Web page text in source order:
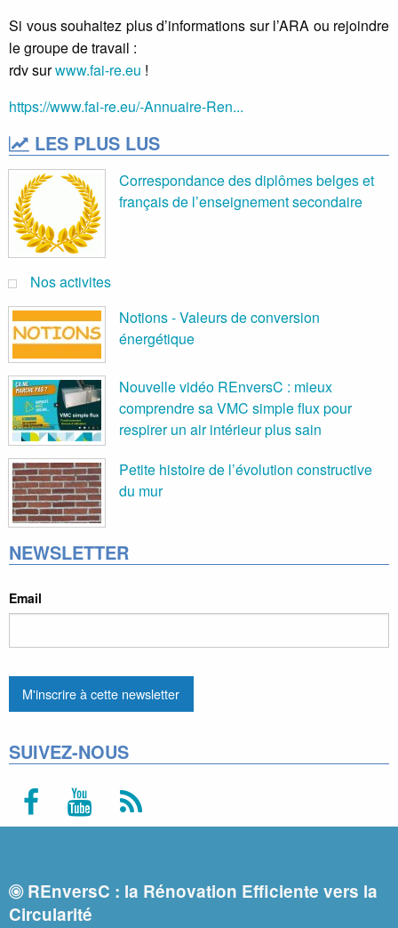
Si vous souhaitez plus d’informations sur l’ARA ou rejoindre
le groupe de travail :
rdv surwww.fai-re.eu !
https://www.fai-re.eu/-Annuaire-Ren...
LES PLUS LUS
Correspondance des diplômes belges et
français de l’enseignement secondaire
Nos activites
Notions - Valeurs de conversion
énergétique
Nouvelle vidéo REnversC : mieux
comprendre sa VMC simple flux pour
respirer un air intérieur plus sain
Petite histoire de l’évolution constructive
du mur
NEWSLETTER
Email
SUIVEZ-NOUS
REnversC : la Rénovation Efficiente vers la
Circularité